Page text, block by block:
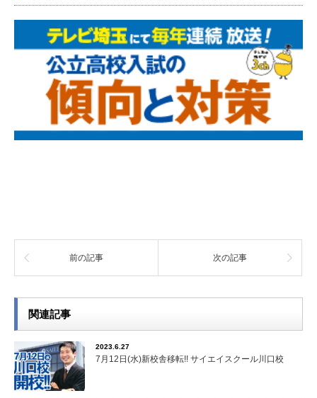
前の記事 次の記事
関連記事
2023.6.27
7月12日(水)新校舎移転!! サイエイスクール川口校